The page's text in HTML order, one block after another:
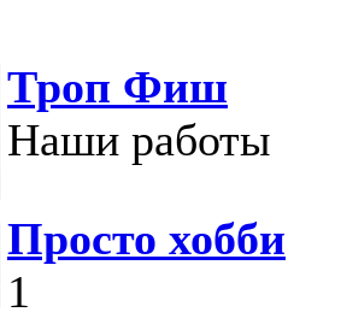
Троп Фиш
Наши работы
Просто хобби
1